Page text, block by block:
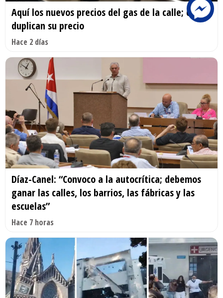
Aquí los nuevos precios del gas de la calle; casi
duplican su precio
Hace 2 días
Díaz-Canel: “Convoco a la autocrítica; debemos
ganar las calles, los barrios, las fábricas y las
escuelas”
Hace 7 horas